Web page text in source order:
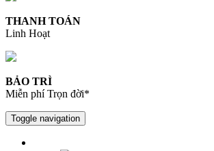
THANH TOÁN
Linh Hoạt
BẢO TRÌ
Miễn phí Trọn đời*
Toggle navigation